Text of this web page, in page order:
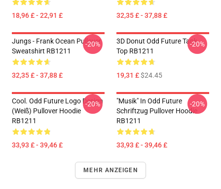
18,96 £ - 22,91 £ 32,35 £ - 37,88 £
Jungs - Frank Ocean Pullover
Sweatshirt RB1211
32,35 £ - 37,88 £
-20%
3D Donut Odd Future Tank
Top RB1211
19,31 £$24.45
-20%
Cool. Odd Future Logo Design
(weiß) Pullover Hoodie
RB1211
33,93 £ - 39,46 £
-20%
"Musik" In Odd Future
Schriftzug Pullover Hoodie
RB1211
33,93 £ - 39,46 £
-20%
MEHR ANZEIGEN